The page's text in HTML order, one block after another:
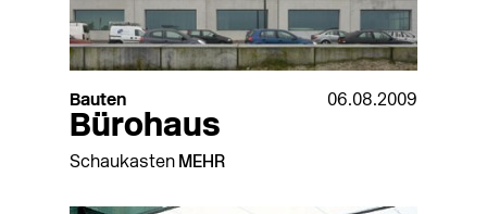
Bauten 06.08.2009
Bürohaus
Schaukasten MEHR